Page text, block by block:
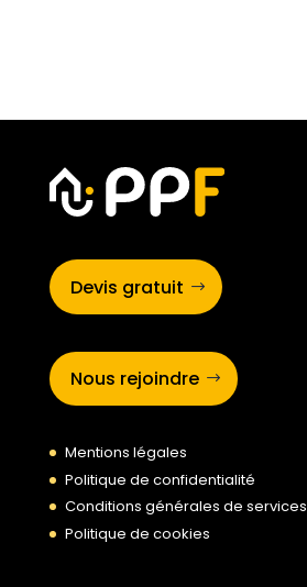
Devis gratuit
Nous rejoindre
Mentions légales
Politique de confidentialité
Conditions générales de services
Politique de cookies